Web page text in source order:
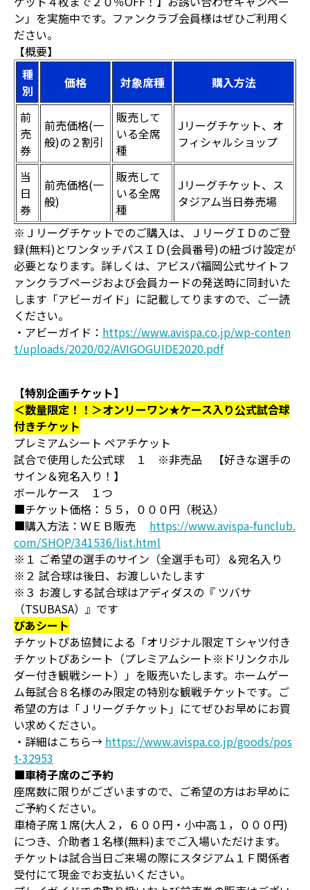
ン」を実施中です。ファンクラブ会員様はぜひご利用く
ださい。
【概要】
種
別
価格 対象席種 購入方法
前
売
券
前売価格(一
般)の２割引
販売して
いる全席
種
Jリーグチケット、オ
フィシャルショップ
当
日
券
前売価格(一
般)
販売して
いる全席
種
Jリーグチケット、ス
タジアム当日券売場
※Ｊリーグチケットでのご購入は、ＪリーグＩＤのご登
録(無料)とワンタッチパスＩＤ(会員番号)の紐づけ設定が
必要となります。詳しくは、アビスパ福岡公式サイトフ
ァンクラブページおよび会員カードの発送時に同封いた
します「アビーガイド」に記載してりますので、ご一読
ください。
・アビーガイド： https://www.avispa.co.jp/wp-conten
t/uploads/2020/02/AVIGOGUIDE2020.pdf
【特別企画チケット】
＜数量限定！！＞オンリーワン★ケース入り公式試合球
付きチケット
プレミアムシート ペアチケット
試合で使用した公式球 １ ※非売品 【好きな選手の
サイン＆宛名入り！】
ボールケース １つ
■チケット価格：５５，０００円（税込）
■購入方法：ＷＥＢ販売 https://www.avispa-funclub.
com/SHOP/341536/list.html
※１ ご希望の選手のサイン（全選手も可）＆宛名入り
※２ 試合球は後日、お渡しいたします
※３ お渡しする試合球はアディダスの『 ツバサ
（TSUBASA）』です
ぴあシート
チケットぴあ協賛による「オリジナル限定Ｔシャツ付き
チケットぴあシート（プレミアムシート※ドリンクホル
ダー付き観戦シート）」を販売いたします。ホームゲー
ム毎試合８名様のみ限定の特別な観戦チケットです。ご
希望の方は「Ｊリーグチケット」にてぜひお早めにお買
い求めください。
・詳細はこちら→ https://www.avispa.co.jp/goods/pos
t-32953
■車椅子席のご予約
座席数に限りがございますので、ご希望の方はお早めに
ご予約ください。
車椅子席１席(大人２，６００円・小中高１，０００円)
につき、介助者１名様(無料)までご入場いただけます。
チケットは試合当日ご来場の際にスタジアム１Ｆ関係者
受付にて現金でお支払いください。